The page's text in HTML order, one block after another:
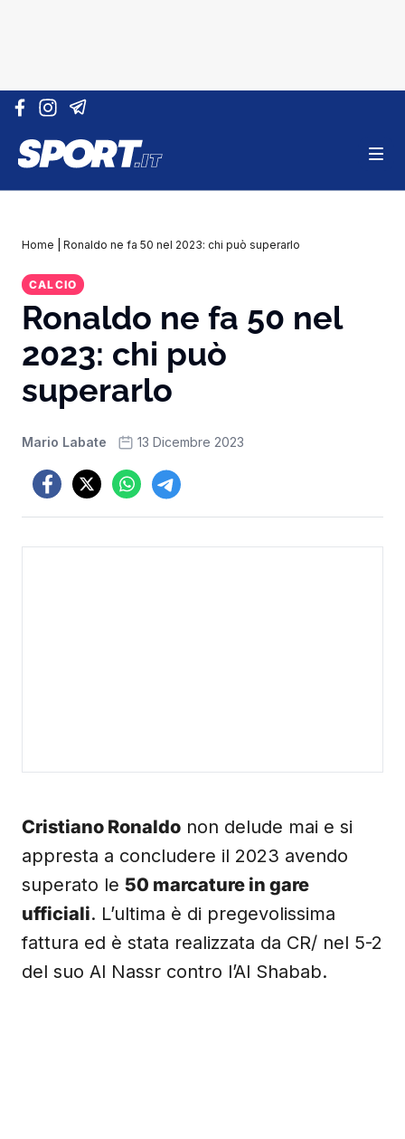
Vai al contenuto
Home Ronaldo ne fa 50 nel 2023: chi può superarlo
CALCIO
Ronaldo ne fa 50 nel
2023: chi può
superarlo
Mario Labate 13 Dicembre 2023
Cristiano Ronaldo non delude mai e si
appresta a concludere il 2023 avendo
superato le 50 marcature in gare
ufficiali. L’ultima è di pregevolissima
fattura ed è stata realizzata da CR/ nel 5-2
del suo Al Nassr contro l’Al Shabab.